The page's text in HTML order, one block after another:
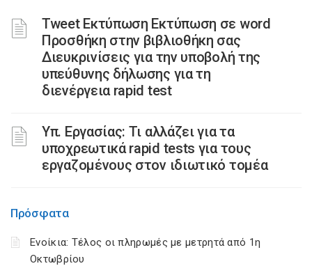
Tweet Εκτύπωση Εκτύπωση σε word
Προσθήκη στην βιβλιοθήκη σας
Διευκρινίσεις για την υποβολή της
υπεύθυνης δήλωσης για τη
διενέργεια rapid test
Υπ. Εργασίας: Τι αλλάζει για τα
υποχρεωτικά rapid tests για τους
εργαζομένους στον ιδιωτικό τομέα
Πρόσφατα
Ενοίκια: Τέλος οι πληρωμές με μετρητά από 1η
Οκτωβρίου